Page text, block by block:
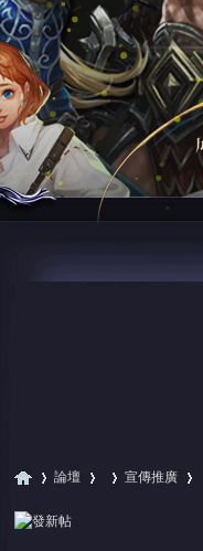
論壇 宣傳推廣